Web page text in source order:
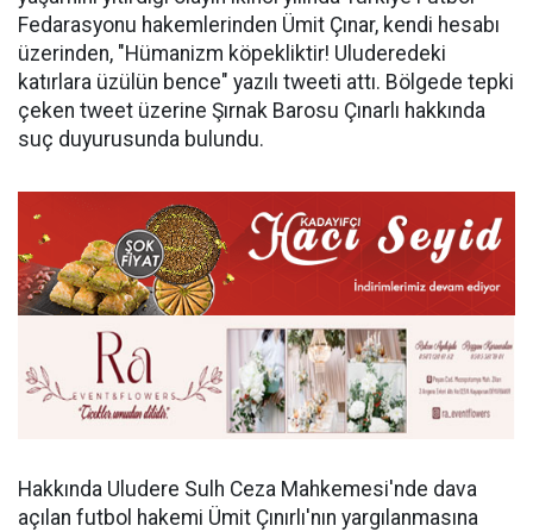
Fedarasyonu hakemlerinden Ümit Çınar, kendi hesabı
üzerinden, "Hümanizm köpekliktir! Uluderedeki
katırlara üzülün bence" yazılı tweeti attı. Bölgede tepki
çeken tweet üzerine Şırnak Barosu Çınarlı hakkında
suç duyurusunda bulundu.
Hakkında Uludere Sulh Ceza Mahkemesi'nde dava
açılan futbol hakemi Ümit Çınırlı'nın yargılanmasına